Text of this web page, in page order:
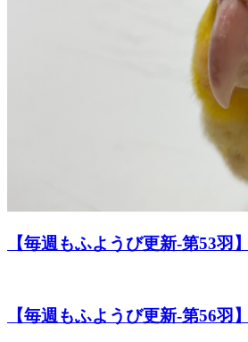
【毎週もふようび更新-第53羽
【毎週もふようび更新-第56羽